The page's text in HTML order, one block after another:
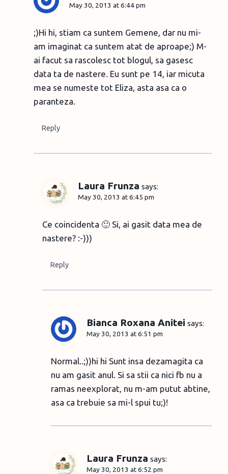
May 30, 2013 at 6:44 pm
;)Hi hi, stiam ca suntem Gemene, dar nu mi-
am imaginat ca suntem atat de aproape;) M-
ai facut sa rascolesc tot blogul, sa gasesc
data ta de nastere. Eu sunt pe 14, iar micuta
mea se numeste tot Eliza, asta asa ca o
paranteza.
Reply
Laura Frunza says:
May 30, 2013 at 6:45 pm
Ce coincidenta 🙂 Si, ai gasit data mea de
nastere? :-)))
Reply
Bianca Roxana Anitei says:
May 30, 2013 at 6:51 pm
Normal..;))hi hi Sunt insa dezamagita ca
nu am gasit anul. Si sa stii ca nici fb nu a
ramas neexplorat, nu m-am putut abtine,
asa ca trebuie sa mi-l spui tu;)!
Laura Frunza says:
May 30, 2013 at 6:52 pm